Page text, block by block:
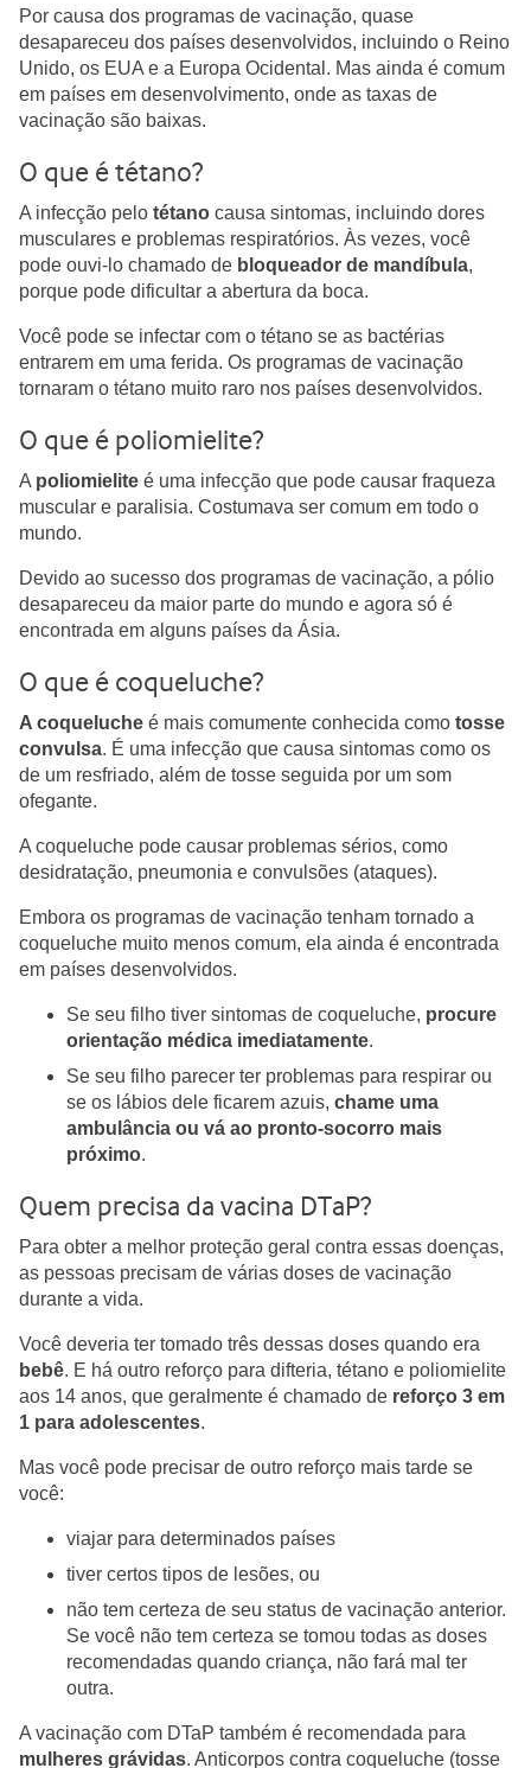
Por causa dos programas de vacinação, quase
desapareceu dos países desenvolvidos, incluindo o Reino
Unido, os EUA e a Europa Ocidental. Mas ainda é comum
em países em desenvolvimento, onde as taxas de
vacinação são baixas.
O que é tétano?
A infecção pelo tétano causa sintomas, incluindo dores
musculares e problemas respiratórios. Às vezes, você
pode ouvi-lo chamado de bloqueador de mandíbula,
porque pode dificultar a abertura da boca.
Você pode se infectar com o tétano se as bactérias
entrarem em uma ferida. Os programas de vacinação
tornaram o tétano muito raro nos países desenvolvidos.
O que é poliomielite?
A poliomielite é uma infecção que pode causar fraqueza
muscular e paralisia. Costumava ser comum em todo o
mundo.
Devido ao sucesso dos programas de vacinação, a pólio
desapareceu da maior parte do mundo e agora só é
encontrada em alguns países da Ásia.
O que é coqueluche?
A coqueluche é mais comumente conhecida como tosse
convulsa. É uma infecção que causa sintomas como os
de um resfriado, além de tosse seguida por um som
ofegante.
A coqueluche pode causar problemas sérios, como
desidratação, pneumonia e convulsões (ataques).
Embora os programas de vacinação tenham tornado a
coqueluche muito menos comum, ela ainda é encontrada
em países desenvolvidos.
Se seu filho tiver sintomas de coqueluche, procure
orientação médica imediatamente.
Se seu filho parecer ter problemas para respirar ou
se os lábios dele ficarem azuis, chame uma
ambulância ou vá ao pronto-socorro mais
próximo.
Quem precisa da vacina DTaP?
Para obter a melhor proteção geral contra essas doenças,
as pessoas precisam de várias doses de vacinação
durante a vida.
Você deveria ter tomado três dessas doses quando era
bebê. E há outro reforço para difteria, tétano e poliomielite
aos 14 anos, que geralmente é chamado de reforço 3 em
1 para adolescentes.
Mas você pode precisar de outro reforço mais tarde se
você:
viajar para determinados países
tiver certos tipos de lesões, ou
não tem certeza de seu status de vacinação anterior.
Se você não tem certeza se tomou todas as doses
recomendadas quando criança, não fará mal ter
outra.
A vacinação com DTaP também é recomendada para
mulheres grávidas. Anticorpos contra coqueluche (tosse